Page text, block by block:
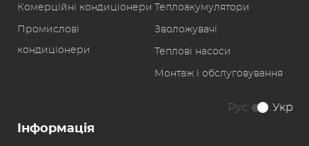
Комерційні кондиціонери
Промислові
кондиціонери
Теплоакумулятори
Зволожувачі
Теплові насоси
Монтаж і обслуговування
Інформація
Рус Укр